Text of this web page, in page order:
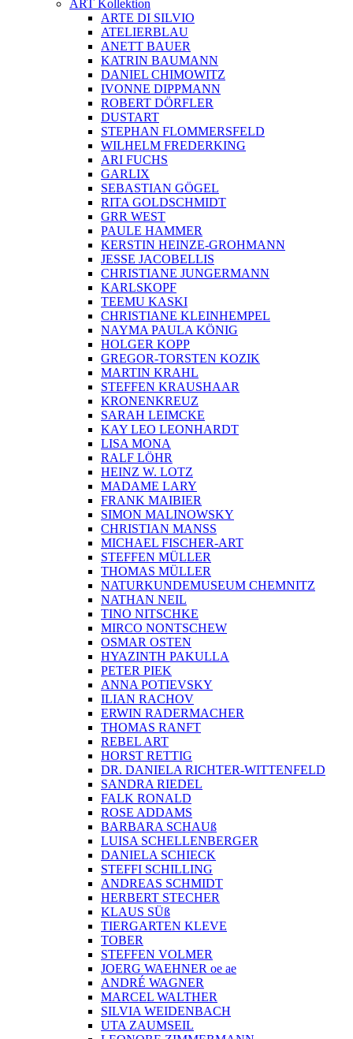
ART Kollektion
ARTE DI SILVIO
ATELIERBLAU
ANETT BAUER
KATRIN BAUMANN
DANIEL CHIMOWITZ
IVONNE DIPPMANN
ROBERT DÖRFLER
DUSTART
STEPHAN FLOMMERSFELD
WILHELM FREDERKING
ARI FUCHS
GARLIX
SEBASTIAN GÖGEL
RITA GOLDSCHMIDT
GRR WEST
PAULE HAMMER
KERSTIN HEINZE-GROHMANN
JESSE JACOBELLIS
CHRISTIANE JUNGERMANN
KARLSKOPF
TEEMU KASKI
CHRISTIANE KLEINHEMPEL
NAYMA PAULA KÖNIG
HOLGER KOPP
GREGOR-TORSTEN KOZIK
MARTIN KRAHL
STEFFEN KRAUSHAAR
KRONENKREUZ
SARAH LEIMCKE
KAY LEO LEONHARDT
LISA MONA
RALF LÖHR
HEINZ W. LOTZ
MADAME LARY
FRANK MAIBIER
SIMON MALINOWSKY
CHRISTIAN MANSS
MICHAEL FISCHER-ART
STEFFEN MÜLLER
THOMAS MÜLLER
NATURKUNDEMUSEUM CHEMNITZ
NATHAN NEIL
TINO NITSCHKE
MIRCO NONTSCHEW
OSMAR OSTEN
HYAZINTH PAKULLA
PETER PIEK
ANNA POTIEVSKY
ILIAN RACHOV
ERWIN RADERMACHER
THOMAS RANFT
REBEL ART
HORST RETTIG
DR. DANIELA RICHTER-WITTENFELD
SANDRA RIEDEL
FALK RONALD
ROSE ADDAMS
BARBARA SCHAUß
LUISA SCHELLENBERGER
DANIELA SCHIECK
STEFFI SCHILLING
ANDREAS SCHMIDT
HERBERT STECHER
KLAUS SÜß
TIERGARTEN KLEVE
TOBER
STEFFEN VOLMER
JOERG WAEHNER oe ae
ANDRÉ WAGNER
MARCEL WALTHER
SILVIA WEIDENBACH
UTA ZAUMSEIL